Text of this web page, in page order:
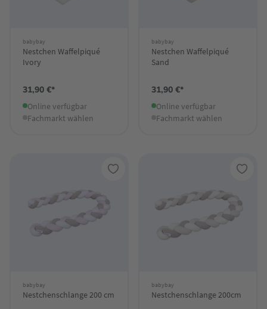
babybay
Nestchen Waffelpiqué
Ivory
31,90 €*
Online verfügbar
Fachmarkt wählen
babybay
Nestchen Waffelpiqué
Sand
31,90 €*
Online verfügbar
Fachmarkt wählen
babybay
Nestchenschlange 200 cm
babybay
Nestchenschlange 200cm